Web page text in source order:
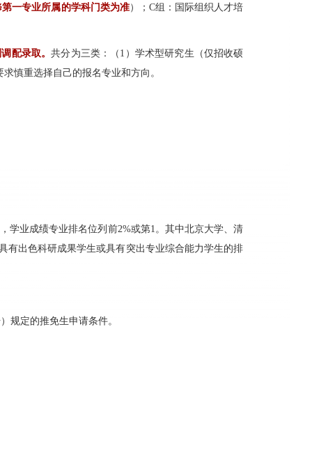
一专业所属的学科门类为准）；C组：国际组织人才培
配录取。共分为三类：（1）学术型研究生（仅招收硕
慎重选择自己的报名专业和方向。
学业成绩专业排名位列前2%或第1。其中北京大学、清
有出色科研成果学生或具有突出专业综合能力学生的排
规定的推免生申请条件。